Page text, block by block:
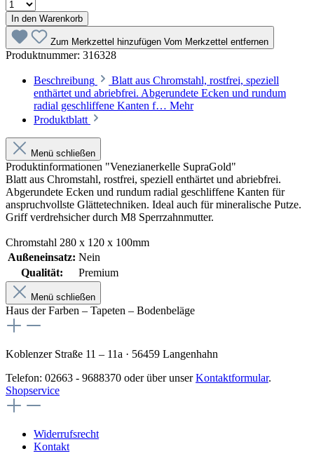
In den Warenkorb
Zum Merkzettel hinzufügen Vom Merkzettel entfernen
Produktnummer: 316328
Beschreibung
Blatt aus Chromstahl, rostfrei, speziell
enthärtet und abriebfrei. Abgerundete Ecken und rundum
radial geschliffene Kanten f… Mehr
Produktblatt
Menü schließen
Produktinformationen "Venezianerkelle SupraGold"
Blatt aus Chromstahl, rostfrei, speziell enthärtet und abriebfrei.
Abgerundete Ecken und rundum radial geschliffene Kanten für
anspruchvollste Glättetechniken. Ideal auch für mineralische Putze.
Griff verdrehsicher durch M8 Sperrzahnmutter.
Chromstahl 280 x 120 x 100mm
Außeneinsatz: Nein
Qualität:
Premium
Menü schließen
Haus der Farben – Tapeten – Bodenbeläge
Koblenzer Straße 11 – 11a · 56459 Langenhahn
Telefon: 02663 - 9688370 oder über unserKontaktformular.
Shopservice
Widerrufsrecht
Kontakt